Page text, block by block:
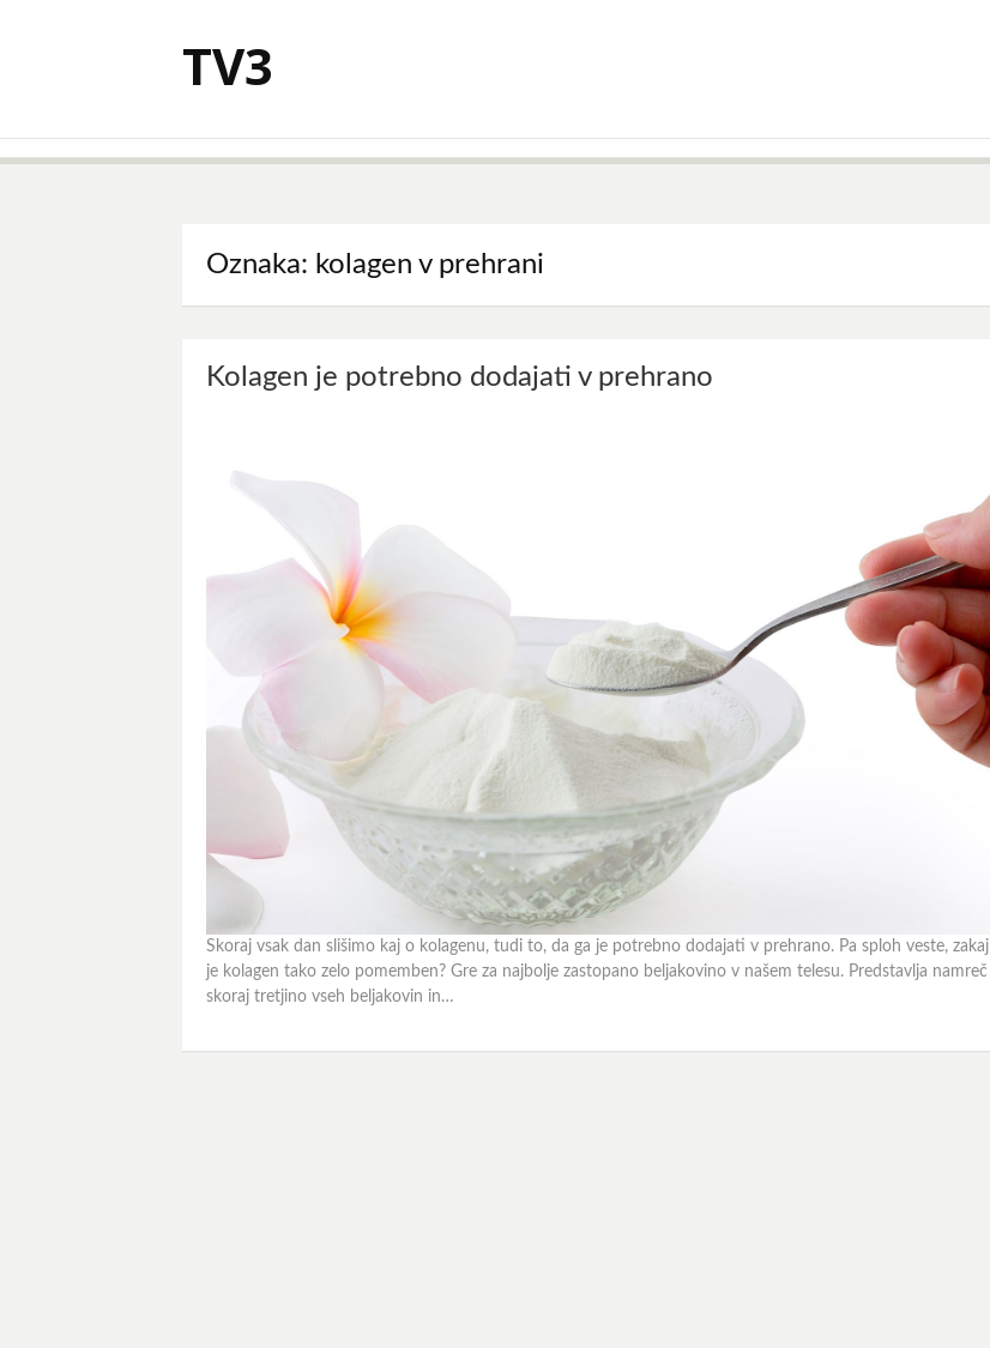
TV3
Oznaka: kolagen v prehrani
Kolagen je potrebno dodajati v prehrano
Skoraj vsak dan slišimo kaj o kolagenu, tudi to, da ga je potrebno dodajati v prehrano. Pa sploh veste, zakaj
je kolagen tako zelo pomemben? Gre za najbolje zastopano beljakovino v našem telesu. Predstavlja namreč
skoraj tretjino vseh beljakovin in…